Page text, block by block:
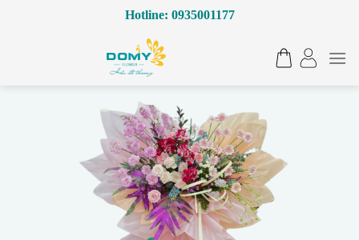
Hotline: 0935001177